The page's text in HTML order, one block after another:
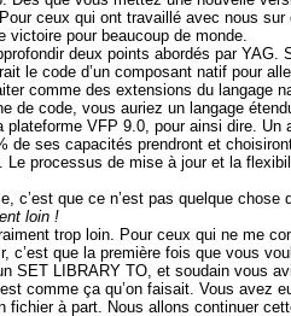
ceux qui ont travaillé avec nous
victoire pour beaucoup de monde.
deux points abordés par
le code d’un composant natif pour
comme des extensions du langage
de code, vous auriez un langage
plateforme VFP 9.0, pour ainsi dire. Un
de ses capacités prendront et
Le processus de mise à jour et la
c’est que ce n’est pas quelque
loin !
trop loin. Pour ceux qui ne me
c’est que la première fois que vous
SET LIBRARY TO, et soudain vous
comme ça qu’on faisait. Vous
fichier à part. Nous allons continuer